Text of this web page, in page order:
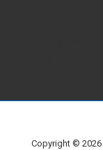
Copyright © 2026